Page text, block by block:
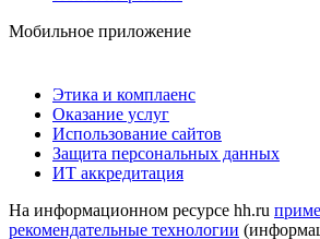
Мобильное приложение
Этика и комплаенс
Оказание услуг
Использование сайтов
Защита персональных данных
ИТ аккредитация
На информационном ресурсе hh.ru
рекомендательные технологии